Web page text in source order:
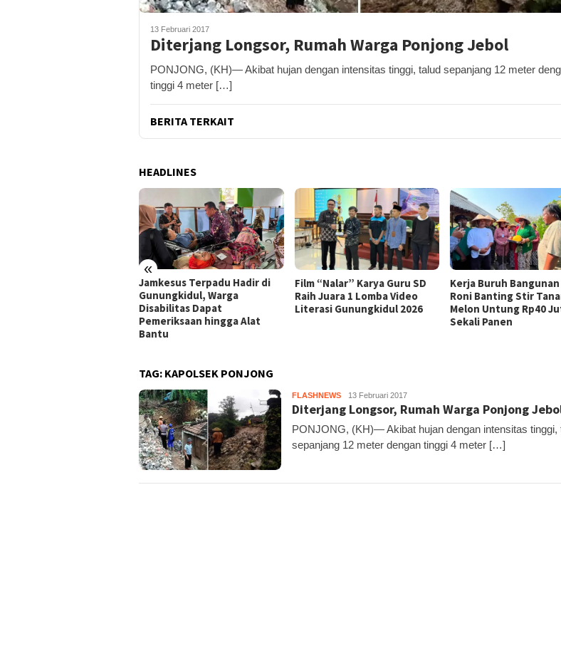
13 Februari 2017
Diterjang Longsor, Rumah Warga Ponjong Jebol
PONJONG, (KH)— Akibat hujan dengan intensitas tinggi, talud sepanjang 12 meter
tinggi 4 meter […]
BERITA TERKAIT
HEADLINES
«
Jamkesus Terpadu Hadir di
Gunungkidul, Warga
Disabilitas Dapat
Pemeriksaan hingga Alat
Bantu
Film “Nalar” Karya Guru SD
Raih Juara 1 Lomba Video
Literasi Gunungkidul 2026
Kerja Buruh
Roni Banting Stir
Melon Untung Rp40
Sekali Panen
TAG: KAPOLSEK PONJONG
FLASHNEWS Kandar
13 Februari 2017
Diterjang Longsor, Rumah Warga Ponjong
PONJONG, (KH)— Akibat hujan dengan intensitas tinggi,
sepanjang 12 meter dengan tinggi 4 meter […]